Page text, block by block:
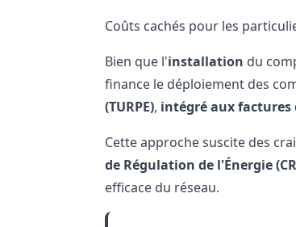
Coûts cachés pour les
Bien que l'installation du
finance le déploiement des
(TURPE), intégré aux factures
Cette approche suscite des
de Régulation de l'Énergie
efficace du réseau.